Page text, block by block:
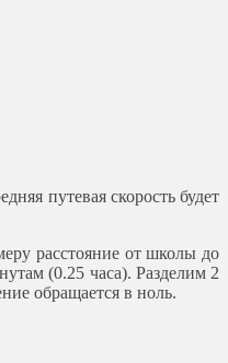
путевая скорость будет
расстояние от школы до
(0.25 часа). Разделим 2
обращается в ноль.